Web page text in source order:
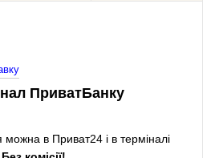
ПриватБанку
в Приват24 і в терміналі